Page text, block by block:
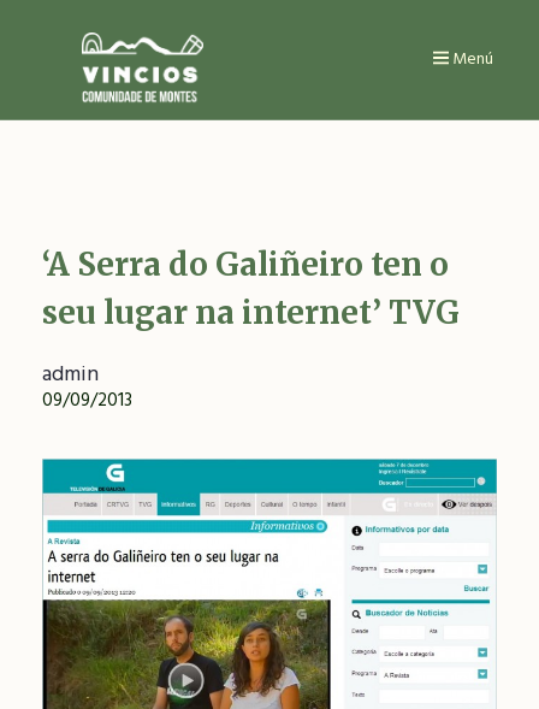
Menú
‘A Serra do Galiñeiro ten o
seu lugar na internet’ TVG
admin
09/09/2013